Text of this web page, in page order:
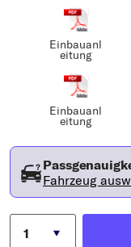
Einbauanl
eitung
Einbauanl
eitung
Fahrzeug